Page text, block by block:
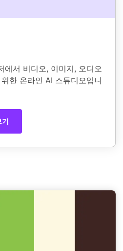
에서 비디오, 이미지, 오디오
한 온라인 AI 스튜디오입니
기